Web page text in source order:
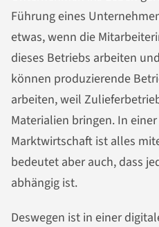
Führung eines
etwas, wenn die
dieses Betriebs arbeiten
können produzierende
arbeiten, weil
Materialien bringen. In
Marktwirtschaft ist alles
bedeutet aber auch, dass
abhängig ist.
Deswegen ist in einer